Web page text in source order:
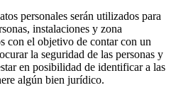
personales serán utilizados para
instalaciones y zona
con el objetivo de contar con un
la seguridad de las personas y
en posibilidad de identificar a las
algún bien jurídico.